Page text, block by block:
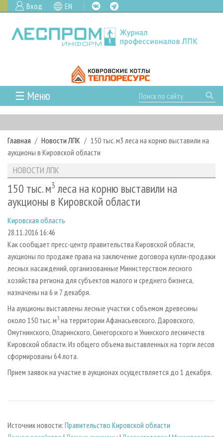
Вход EN
☰ Меню
ГЛАВНАЯ
РУБРИКИ И ТЕМЫ
РУБРИКИ ЖУРНАЛА
ЛЕСОЗАГОТОВКА
ЛЕСОПИЛЕНИЕ
СУШКА ДРЕВЕСИНЫ
ПРОИЗВОДСТВО ДРЕВЕСНЫХ ПЛИТ
ДЕРЕВЯННОЕ ДОМОСТРОЕНИЕ
ПРОИЗВОДСТВО МЕБЕЛИ
БИОЭНЕРГЕТИКА
ЦБП
ИНСТРУМЕНТ И МАТЕРИАЛЫ
НОВОСТИ
НОВОСТИ ЛПК
НОВОСТИ ЖУРНАЛА
ПРОЕКТЫ ЛПИ
АНАЛИТИКА
ПРЕДПРИЯТИЯ ЛПК
ПЕРСОНЫ
МОБИЛЬНЫЕ ВЫСТАВКИ
ОФИЦИАЛЬНЫЕ ДЕЛЕГАЦИИ
ПРИОРИТЕТНЫЕ ИНВЕСТПРОЕКТЫ
RUSSIAN FORESTRY REVIEW
ГАЗЕТА ЛЕСПРОМФОРУМ
БИБЛИОТЕКА СПЕЦИАЛИСТА
АРХИВ
АРХИВ ЖУРНАЛОВ
СТАТЬИ
О ЖУРНАЛЕ
ПОДПИСКА
КОНТАКТЫ
РЕКЛАМОДАТЕЛЯМ
РЕКЛАМА
РЕКЛАМА НА САЙТЕ
Главная Новости ЛПК
150 тыс. м3 леса на корню выставили на
аукционы в Кировской области
НОВОСТИ ЛПК
150 тыс. м3 леса на корню выставили на
аукционы в Кировской области
Кировская область
28.11.2016 16:46
Как сообщает пресс-центр правительства Кировской области,
аукционы по продаже права на заключение договора купли-продажи
лесных насаждений, организованные Министерством лесного
хозяйства региона для субъектов малого и среднего бизнеса,
назначены на 6 и 7 декабря.
На аукционы выставлены лесные участки с объемом древесины
около 150 тыс. м3 на территории Афанасьевского, Даровского,
Омутнинского, Опаринского, Синегорского и Унинского лесничеств
Кировской области. Из общего объема выставленных на торги лесов
сформированы 64 лота.
Прием заявок на участие в аукционах осуществляется до 1 декабря.
Источник новости: Правительство Кировской области